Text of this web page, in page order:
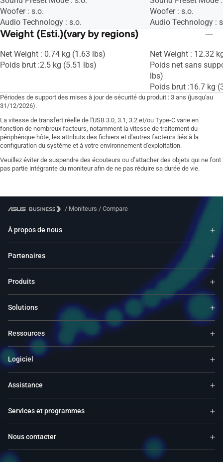
Woofer : s.o.
Audio Technology : s.o.
Woofer : s.o.
Audio Technology :
Weight (Esti.)(vary by regions)
Net Weight : 0.74 kg (1.63 lbs)
Poids brut :2.5 kg (5.51 lbs)
Net Weight : 12.32
Poids net sans
lbs)
Poids brut :16.7 kg
Périodes de support des mises à jour de sécurité du produit : 3 ans (jusqu'au
31/12/2026).
La vitesse de transfert réelle de l'USB 3.0, 3.1, 3.2 et/ou Type-C varie en
fonction de nombreux facteurs, notamment la vitesse de traitement du
périphérique hôte, les attributs des fichiers et d'autres facteurs liés à la
configuration du système et à votre environnement d'exploitation.
Veuillez éviter de suspendre des écouteurs ou d’attacher des objets qui ne font
pas partie intégrante du moniteur afin de ne pas réduire sa durée de vie.
/ Moniteurs / Compare
À propos de nous
Partenaires
Produits
Solutions
Ressources
Logiciel
Assistance
Services et programmes
Nous contacter